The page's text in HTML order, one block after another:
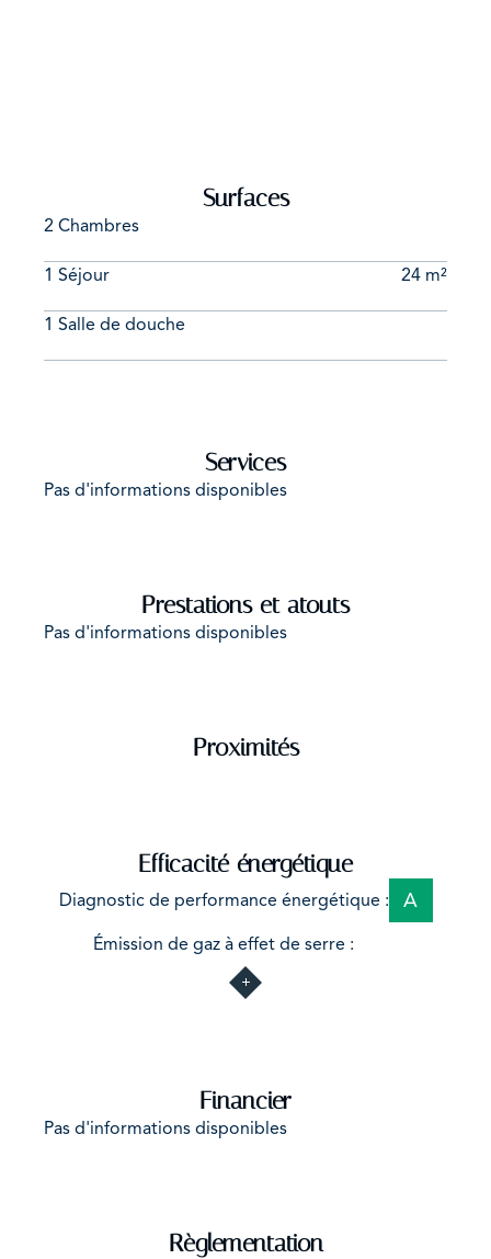
Rugard Violanes" se rejoint en 3 minutes à vélo, idéal
pour le trajet quotidien. Le trajet vers le lycée "Section
Collège Eugène Yssap" s'intègre facilement dans votre
pourront se rendre à pied à l'école maternelle "Ecole
Maternelle Marcelle Borifax", à seulement 10 minutes
accompagner leurs enfants à pied jusqu'à l'école
élémentaire "Ecole Primaire Ginette Maragnes", à 2
Surfaces
2 Chambres
1 Séjour 24 m²
1 Salle de douche
Services
Pas d'informations disponibles
Prestations et atouts
Pas d'informations disponibles
Proximités
Efficacité énergétique
Diagnostic de performance énergétique : A
Émission de gaz à effet de serre :
Financier
Pas d'informations disponibles
Règlementation